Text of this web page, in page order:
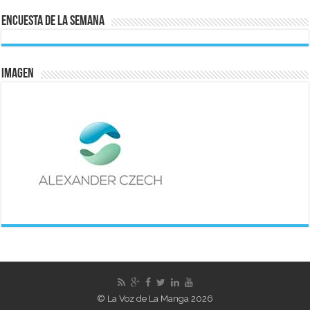
Encuesta de la semana
IMAGEN
© La Voz de La Manga 2026